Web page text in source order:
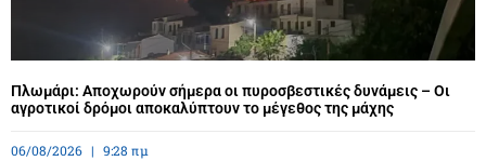
Πλωμάρι: Αποχωρούν σήμερα οι πυροσβεστικές δυνάμεις – Οι
αγροτικοί δρόμοι αποκαλύπτουν το μέγεθος της μάχης
06/08/2026 9:28 πμ